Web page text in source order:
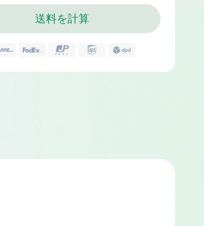
送料を計算